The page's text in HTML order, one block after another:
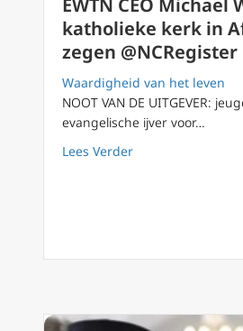
EWTN CEO Michael
katholieke kerk in
zegen @NCRegister
Waardigheid van het leven
NOOT VAN DE UITGEVER:
evangelische ijver voor…
Lees Verderabout EWTN